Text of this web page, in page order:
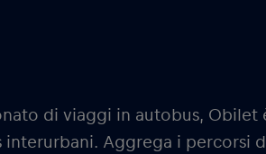
di viaggi in autobus,
interurbani. Aggrega i percorsi